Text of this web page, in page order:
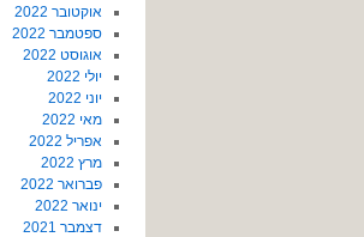
אוקטובר 2022
ספטמבר 2022
אוגוסט 2022
יולי 2022
יוני 2022
מאי 2022
אפריל 2022
מרץ 2022
פברואר 2022
ינואר 2022
דצמבר 2021